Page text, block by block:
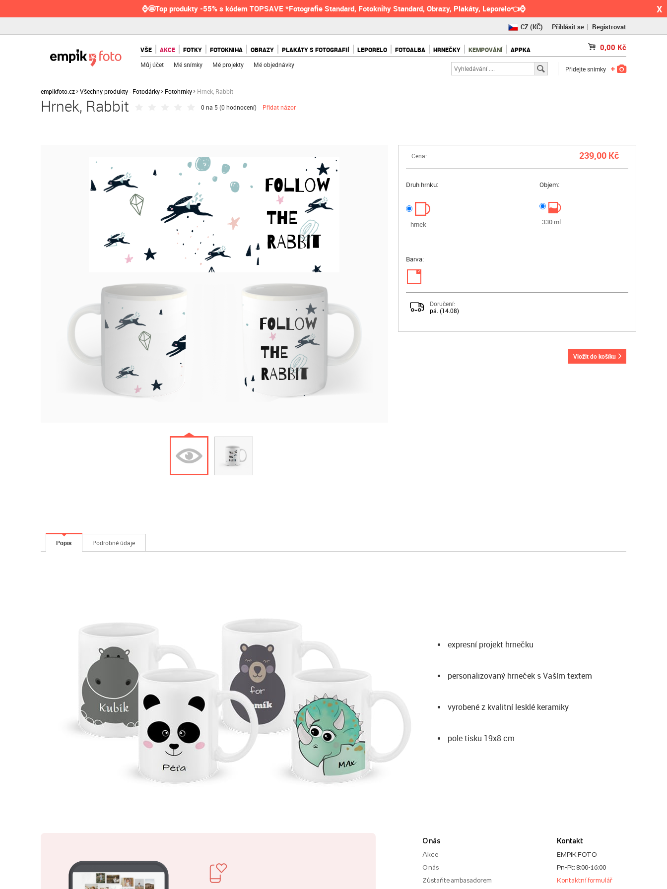
⌚🤩Top produkty -55% s kódem TOPSAVE *Fotografie Standard, Fotoknihy Standard, Obrazy, Plakáty, Leporelo👈⌚ X
CZ(KČ)
RO(RON)
Přihlásit se Registrovat
VŠE AKCE FOTKY FOTOKNIHA OBRAZY PLAKÁTY S FOTOGRAFIÍ LEPORELO FOTOALBA HRNEČKY KEMPOVÁNÍ APPKA 0,00 Kč
Můj účet Mé snímky Mé projekty Mé objednávky
Přidejte snímky
empikfoto.cz Všechny produkty - Fotodárky Fotohrnky Hrnek, Rabbit
Hrnek, Rabbit 0 na 5 (0 hodnocení) Přidat názor
THE
RABBIT
FOLLOW
THE
RABBIT
FOLLOW
Cena: 239,00 Kč
Druh hrnku:
hrnek
Objem:
330 ml
Barva:
✓
Doručení:
pá. (14.08)
vložit do košíku
Popis Podrobné údaje
expresní projekt hrnečku
personalizovaný hrneček s Vaším textem
vyrobené z kvalitní lesklé keramiky
pole tisku 19x8 cm
O nás
Akce
O nás
Zůstaňte ambasadorem
Kontakt
EMPIK FOTO
Pn-Pt: 8:00-16:00
Kontaktní formulář